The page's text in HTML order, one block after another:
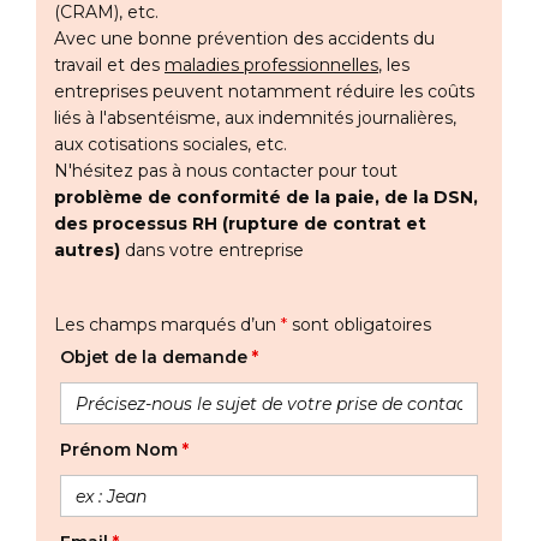
(CRAM), etc.
Avec une bonne prévention des accidents du
travail et des maladies professionnelles, les
entreprises peuvent notamment réduire les coûts
liés à l'absentéisme, aux indemnités journalières,
aux cotisations sociales, etc.
N'hésitez pas à nous contacter pour tout
problème de conformité de la paie, de la DSN,
des processus RH (rupture de contrat et
autres) dans votre entreprise
Les champs marqués d’un * sont obligatoires
Objet de la demande *
Prénom Nom *